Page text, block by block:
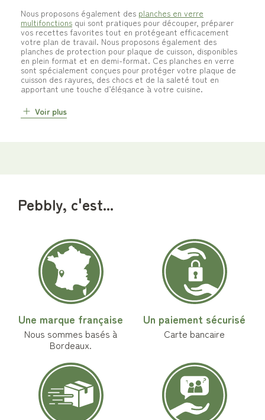
Nous proposons également des planches en verre
multifonctions qui sont pratiques pour découper, préparer
vos recettes favorites tout en protégeant efficacement
votre plan de travail. Nous proposons également des
planches de protection pour plaque de cuisson, disponibles
en plein format et en demi-format. Ces planches en verre
sont spécialement conçues pour protéger votre plaque de
cuisson des rayures, des chocs et de la saleté tout en
apportant une touche d’élégance à votre cuisine.
Voir plus
Pebbly, c'est...
Une marque française
Nous sommes basés à
Bordeaux.
Un paiement sécurisé
Carte bancaire